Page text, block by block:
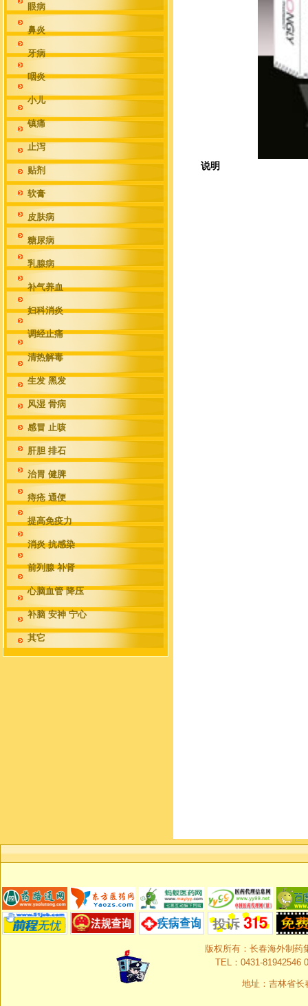
眼病
鼻炎
牙病
咽炎
小儿
镇痛
止泻
贴剂
软膏
皮肤病
糖尿病
乳腺病
补气养血
妇科消炎
调经止痛
清热解毒
生发 黑发
风湿 骨病
感冒 止咳
肝胆 排石
治胃 健脾
痔疮 通便
提高免疫力
消炎 抗感染
前列腺 补肾
心脑血管 降压
补脑 安神 宁心
其它
说明
版权所有：长春海外制药
TEL：0431-81942546
地址：吉林省长